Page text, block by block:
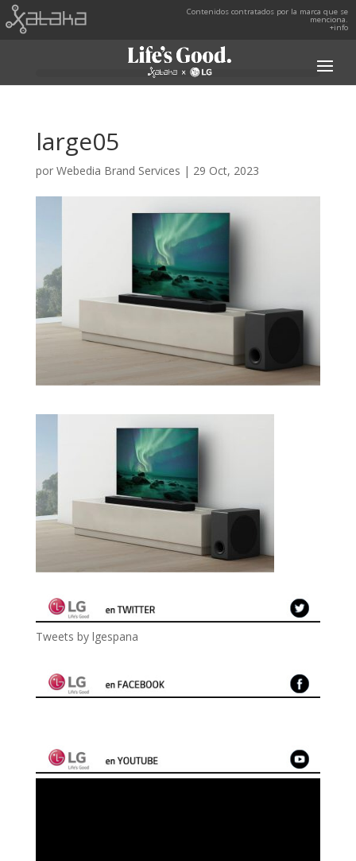
Contenidos contratados por la marca que se
menciona.
+info
large05
por Webedia Brand Services | 29 Oct, 2023
Tweets by lgespana